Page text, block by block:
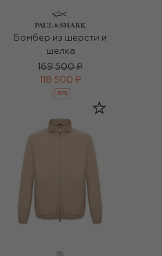
Бомбер из шерсти и
шелка
169 500 ₽
118 500 ₽
-30%